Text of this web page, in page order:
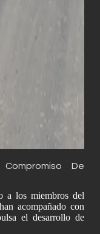
De
a los miembros del
acompañado con
el desarrollo de